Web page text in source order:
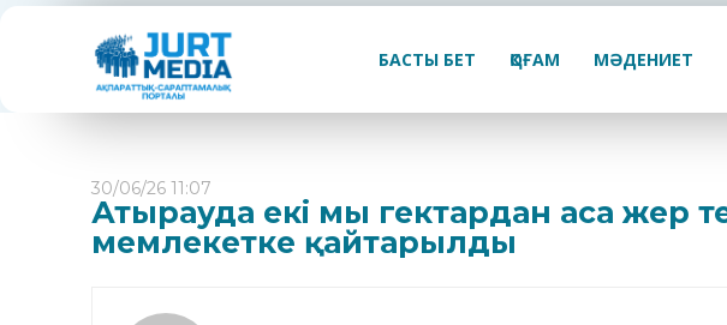
БАСТЫ БЕТ ҚОҒАМ МӘДЕНИЕТ
30/06/26 11:07
Атырауда екі мың гектардан аса жер
мемлекетке қайтарылды